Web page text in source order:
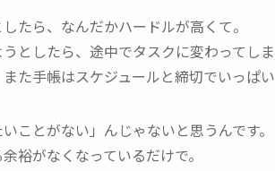
たら、なんだかハードルが高くて。
としたら、途中でタスクに変わってしま
た手帳はスケジュールと締切でいっぱい
ことがない」んじゃないと思うんです。
裕がなくなっているだけで。